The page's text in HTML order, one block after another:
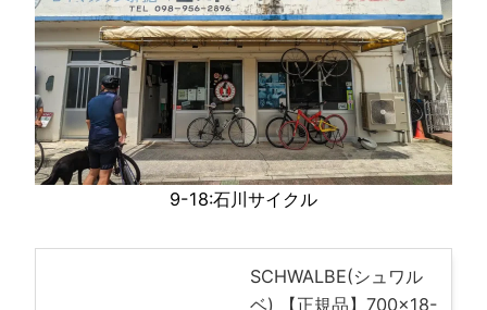
9-18:石川サイクル
SCHWALBE(シュワル
ベ) 【正規品】700×18-